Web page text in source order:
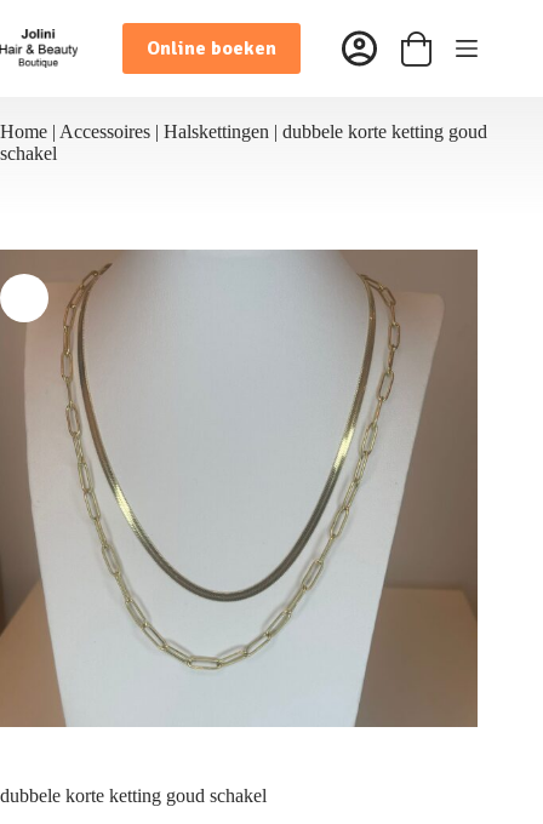
naar
de
inhoud
Online boeken Winkelwagen
Home | Accessoires | Halskettingen | dubbele korte ketting goud
schakel
dubbele korte ketting goud schakel